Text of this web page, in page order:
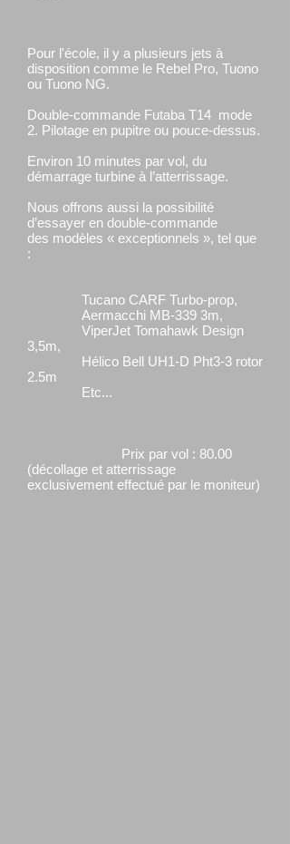
Pour l'école, il y a plusieurs jets à
disposition comme le Rebel Pro, Tuono
ou Tuono NG.
Double-commande Futaba T14 mode
2. Pilotage en pupitre ou pouce-dessus.
Environ 10 minutes par vol, du
démarrage turbine à l’atterrissage.
Nous offrons aussi la possibilité
d’essayer en double-commande
des modèles « exceptionnels », tel que
:
Tucano CARF Turbo-prop,
Aermacchi MB-339 3m,
ViperJet Tomahawk Design
3,5m,
Hélico Bell UH1-D Pht3-3 rotor
2.5m
Etc...
Prix par vol : 80.00
(décollage et atterrissage
exclusivement effectué par le moniteur)